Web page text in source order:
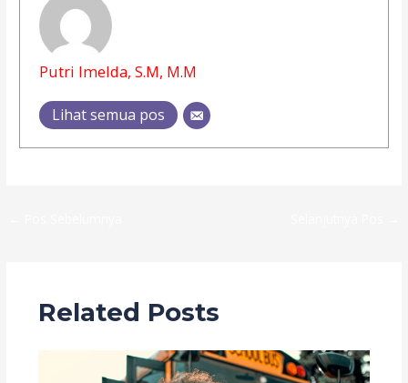
Putri Imelda, S.M, M.M
Lihat semua pos
Related Posts